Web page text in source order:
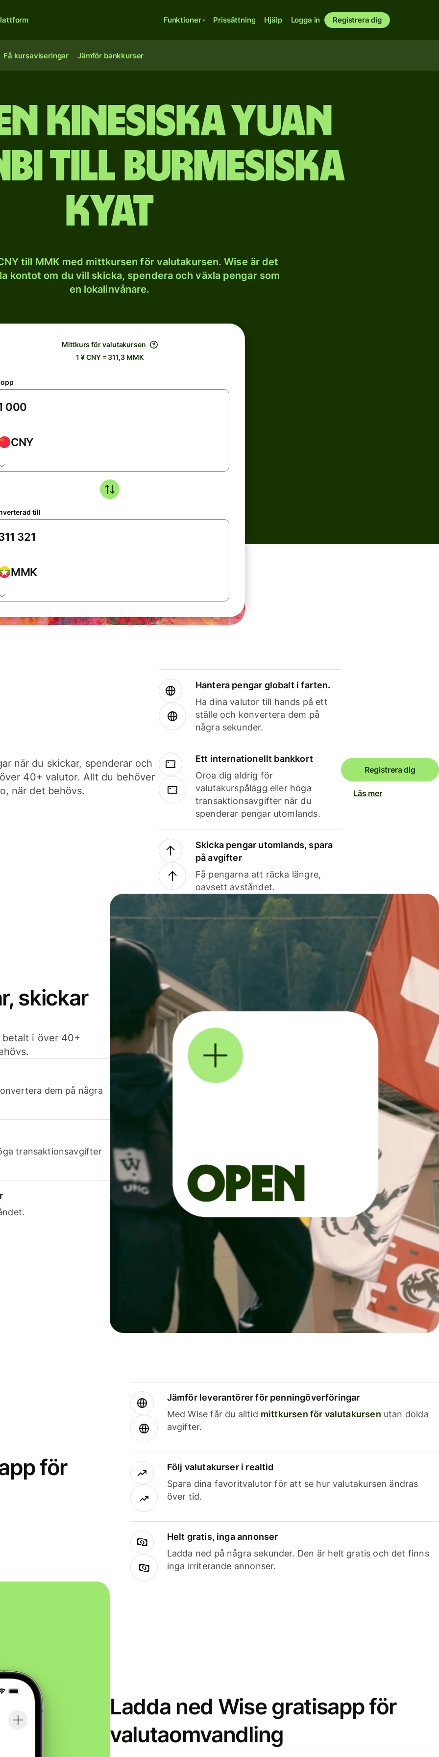
Funktioner Prissättning Hjälp Logga in Registrera dig
Få kursaviseringar Jämför bankkurser
kinesiska yuan
till burmesiska
kyat
till MMK med mittkursen för valutakursen. Wise är det
kontot om du vill skicka, spendera och växla pengar som
en lokalinvånare.
Mittkurs för valutakursen
1 ¥ CNY = 311,3 MMK
CNY
till
MMK
när du skickar, spenderar och
40+ valutor. Allt du behöver
när det behövs.
Hantera pengar globalt i farten.
Ha dina valutor till hands på ett
ställe och konvertera dem på
några sekunder.
Ett internationellt bankkort
Oroa dig aldrig för
valutakurspålägg eller höga
transaktionsavgifter när du
spenderar pengar utomlands.
Skicka pengar utomlands, spara
på avgifter
Få pengarna att räcka längre,
oavsett avståndet.
Registrera dig
Läs mer
skickar
betalt i över 40+
dem på några
transaktionsavgifter
för
Jämför leverantörer för penningöverföringar
Med Wise får du alltid mittkursen för valutakursen utan dolda
avgifter.
Följ valutakurser i realtid
Spara dina favoritvalutor för att se hur valutakursen ändras
över tid.
Helt gratis, inga annonser
Ladda ned på några sekunder. Den är helt gratis och det finns
inga irriterande annonser.
Ladda ned Wise gratisapp för
valutaomvandling